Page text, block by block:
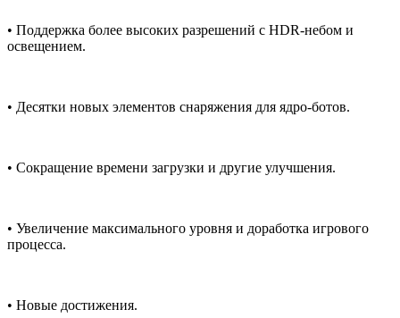
• Поддержка более высоких разрешений с HDR-небом и
освещением.
• Десятки новых элементов снаряжения для ядро-ботов.
• Сокращение времени загрузки и другие улучшения.
• Увеличение максимального уровня и доработка игрового
процесса.
• Новые достижения.